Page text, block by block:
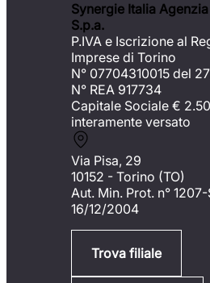
Synergie Italia
S.p.a.
P.IVA e Iscrizione al
Imprese di Torino
N° 07704310015 del
N° REA 917734
Capitale Sociale €
interamente versato
Via Pisa, 29
10152 - Torino (TO)
Aut. Min. Prot. n°
16/12/2004
Trova filiale